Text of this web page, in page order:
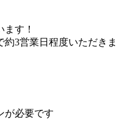
す！
3営業日程度いただきま
が必要です